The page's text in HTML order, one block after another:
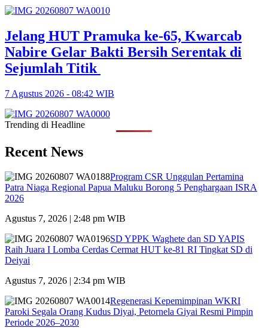
Jelang HUT Pramuka ke-65, Kwarcab
Nabire Gelar Bakti Bersih Serentak di
Sejumlah Titik
7 Agustus 2026 - 08:42 WIB
Trending di Headline
Recent News
Program CSR Unggulan Pertamina
Patra Niaga Regional Papua Maluku Borong 5 Penghargaan ISRA
2026
Agustus 7, 2026 | 2:48 pm WIB
SD YPPK Waghete dan SD YAPIS
Raih Juara I Lomba Cerdas Cermat HUT ke-81 RI Tingkat SD di
Deiyai
Agustus 7, 2026 | 2:34 pm WIB
Regenerasi Kepemimpinan WKRI
Paroki Segala Orang Kudus Diyai, Petornela Giyai Resmi Pimpin
Periode 2026–2030